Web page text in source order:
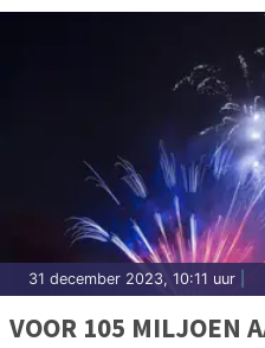
31 december 2023, 10:11 uur
VOOR 105 MILJOEN